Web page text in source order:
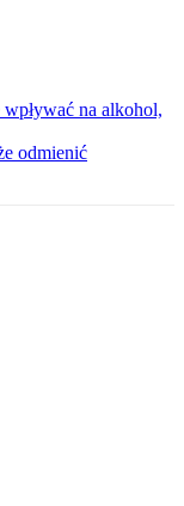
na alkohol,
odmienić